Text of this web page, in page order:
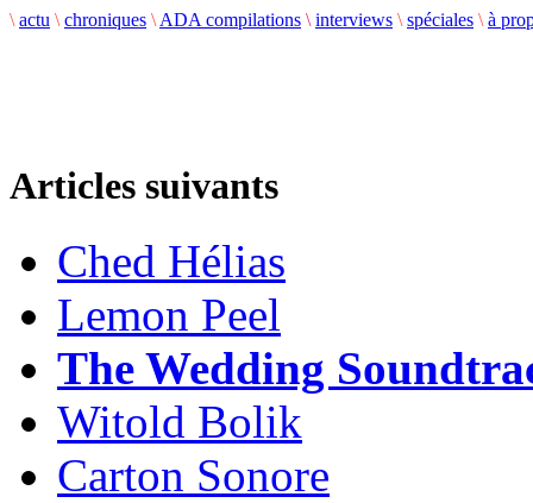
\ actu \ chroniques \ ADA compilations \ interviews \ spéciales \ à
Articles suivants
Ched Hélias
Lemon Peel
The Wedding
Witold Bolik
Carton Sonore